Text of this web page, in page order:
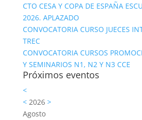
CTO CESA Y COPA DE ESPAÑA
2026. APLAZADO
CONVOCATORIA CURSO JUECES
TREC
CONVOCATORIA CURSOS
Y SEMINARIOS N1, N2 Y N3 CCE
Próximos eventos
<
<2026 >
Agosto